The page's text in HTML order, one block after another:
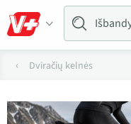
Dviračių kelnės